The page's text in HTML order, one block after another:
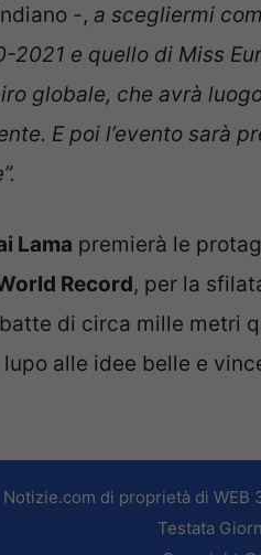
-, a scegliermi
2021 e quello di Miss
globale, che avrà
E poi l’evento sarà
Lama premierà le
Record, per la
di circa mille metri
alle idee belle e
Notizie.com di proprietà di WEB
Testata